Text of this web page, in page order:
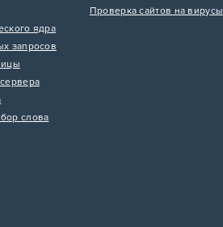
ядра
запросов
слова
Проверка сайтов на вирусы